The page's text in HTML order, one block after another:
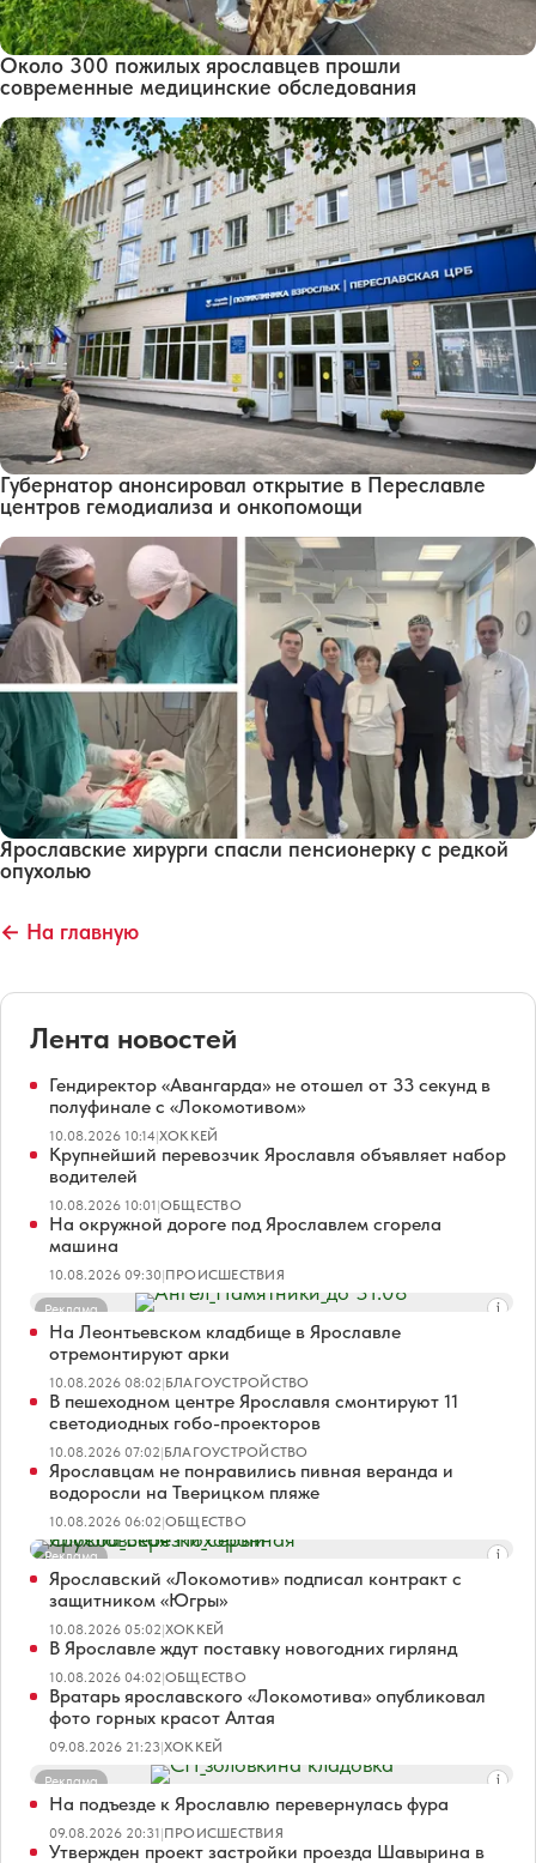
Около 300 пожилых ярославцев прошли
современные медицинские обследования
Губернатор анонсировал открытие в Переславле
центров гемодиализа и онкопомощи
Ярославские хирурги спасли пенсионерку с редкой
опухолью
← На главную
Лента новостей
Гендиректор «Авангарда» не отошел от 33 секунд в
полуфинале с «Локомотивом»
10.08.2026 10:14|ХОККЕЙ
Крупнейший перевозчик Ярославля объявляет набор
водителей
10.08.2026 10:01|ОБЩЕСТВО
На окружной дороге под Ярославлем сгорела
машина
10.08.2026 09:30|ПРОИСШЕСТВИЯ
Реклама
На Леонтьевском кладбище в Ярославле
отремонтируют арки
10.08.2026 08:02|БЛАГОУСТРОЙСТВО
В пешеходном центре Ярославля смонтируют 11
светодиодных гобо-проекторов
10.08.2026 07:02|БЛАГОУСТРОЙСТВО
Ярославцам не понравились пивная веранда и
водоросли на Тверицком пляже
10.08.2026 06:02|ОБЩЕСТВО
Реклама
Ярославский «Локомотив» подписал контракт с
защитником «Югры»
10.08.2026 05:02|ХОККЕЙ
В Ярославле ждут поставку новогодних гирлянд
10.08.2026 04:02|ОБЩЕСТВО
Вратарь ярославского «Локомотива» опубликовал
фото горных красот Алтая
09.08.2026 21:23|ХОККЕЙ
Реклама
На подъезде к Ярославлю перевернулась фура
09.08.2026 20:31|ПРОИСШЕСТВИЯ
Утвержден проект застройки проезда Шавырина в